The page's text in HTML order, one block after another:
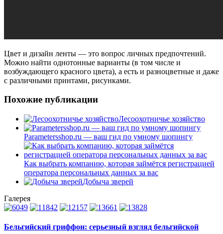
Цвет и дизайн ленты — это вопрос личных предпочтений.
Можно найти однотонные варианты (в том числе и
возбуждающего красного цвета), а есть и разноцветные и даже
с различными принтами, рисунками.
Похожие публикации
Лесоохотничье хозяйство
Parametersshop.ru — ваш гид по умному шопингу
Как выбрать компанию, которая займётся регистрацией
оператора персональных данных за вас
Добыча зверей
Галерея
Бельгийский гриффон: серьезный взгляд бельгийской